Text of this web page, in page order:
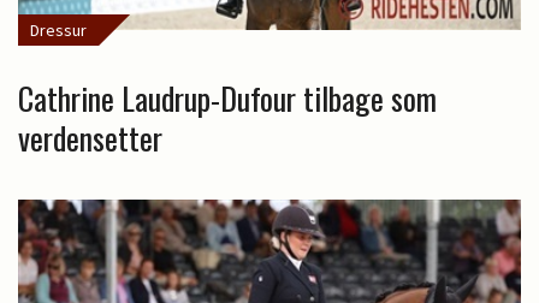
Dressur
Cathrine Laudrup-Dufour tilbage som
verdensetter